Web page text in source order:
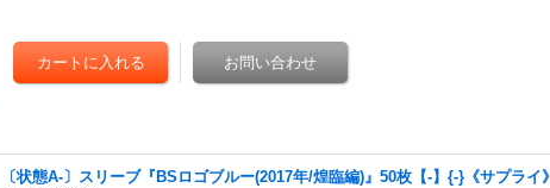
〔状態A-〕スリーブ『BSロゴブルー(2017年/煌臨編)』50枚【-】{-}《サプライ》